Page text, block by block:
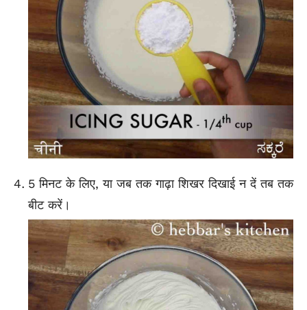
5 मिनट के लिए, या जब तक गाढ़ा शिखर दिखाई न दें तब तक
बीट करें।